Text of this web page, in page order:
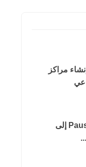
مراكز
جوجل تضيف ميزة Pause Point إلى